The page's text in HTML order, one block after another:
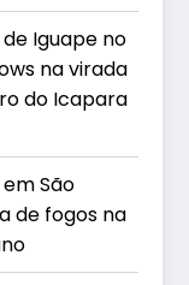
Iguape no
na virada
do Icapara
São
de fogos na